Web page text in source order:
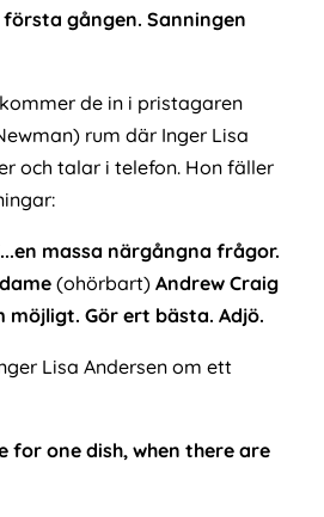
gången. Sanningen
de in i pristagaren
rum där Inger Lisa
och talar i telefon. Hon fäller
massa närgångna frågor.
(ohörbart) Andrew Craig
möjligt. Gör ert bästa. Adjö.
Lisa Andersen om ett
for one dish, when there are